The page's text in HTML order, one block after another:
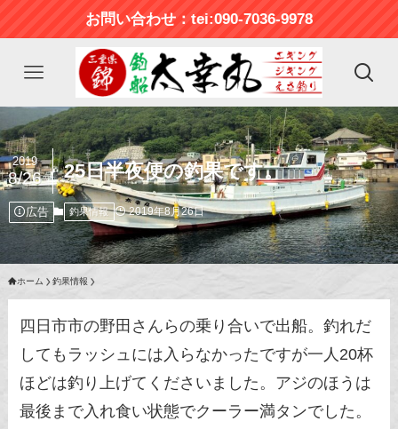
お問い合わせ：tei:090-7036-9978
25日半夜便の釣果です。
2019
8/26
広告 釣果情報 2019年8月26日
ホーム 釣果情報
四日市市の野田さんらの乗り合いで出船。釣れだ
してもラッシュには入らなかったですが一人20杯
ほどは釣り上げてくださいました。アジのほうは
最後まで入れ食い状態でクーラー満タンでした。